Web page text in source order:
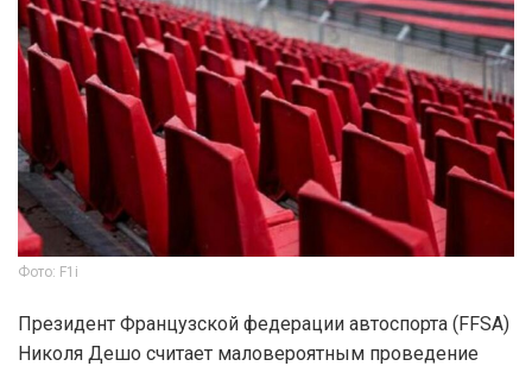
Фото: F1i
Президент Французской федерации автоспорта (FFSA)
Николя Дешо считает маловероятным проведение